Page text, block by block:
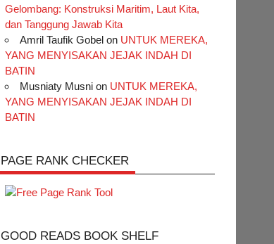
Gelombang: Konstruksi Maritim, Laut Kita,
dan Tanggung Jawab Kita
Amril Taufik Gobelon UNTUK MEREKA,
YANG MENYISAKAN JEJAK INDAH DI
BATIN
Musniaty Musnion UNTUK MEREKA,
YANG MENYISAKAN JEJAK INDAH DI
BATIN
PAGE RANK CHECKER
GOOD READS BOOK SHELF